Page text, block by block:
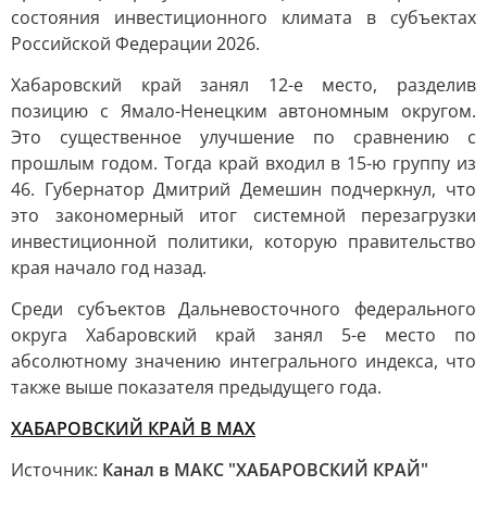
состояния инвестиционного климата в субъектах
Российской Федерации 2026.
Хабаровский край занял 12-е место, разделив
позицию с Ямало-Ненецким автономным округом.
Это существенное улучшение по сравнению с
прошлым годом. Тогда край входил в 15-ю группу из
46. Губернатор Дмитрий Демешин подчеркнул, что
это закономерный итог системной перезагрузки
инвестиционной политики, которую правительство
края начало год назад.
Среди субъектов Дальневосточного федерального
округа Хабаровский край занял 5-е место по
абсолютному значению интегрального индекса, что
также выше показателя предыдущего года.
ХАБАРОВСКИЙ КРАЙ В МАХ
Источник: Канал в МАКС "ХАБАРОВСКИЙ КРАЙ"